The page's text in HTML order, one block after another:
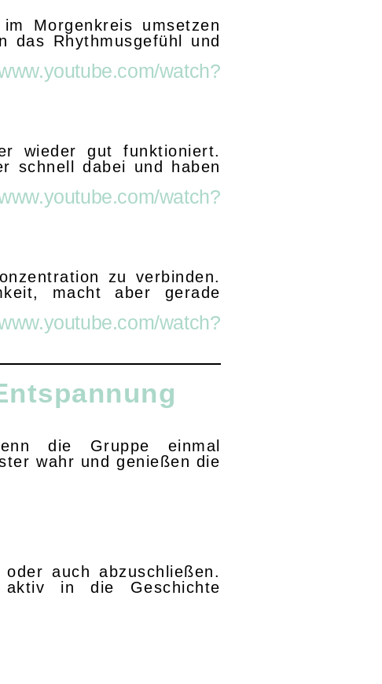
Morgenkreis umsetzen
das Rhythmusgefühl und
watch?
wieder gut funktioniert.
schnell dabei und haben
watch?
zu verbinden.
macht aber gerade
watch?
die Gruppe einmal
wahr und genießen die
auch abzuschließen.
in die Geschichte